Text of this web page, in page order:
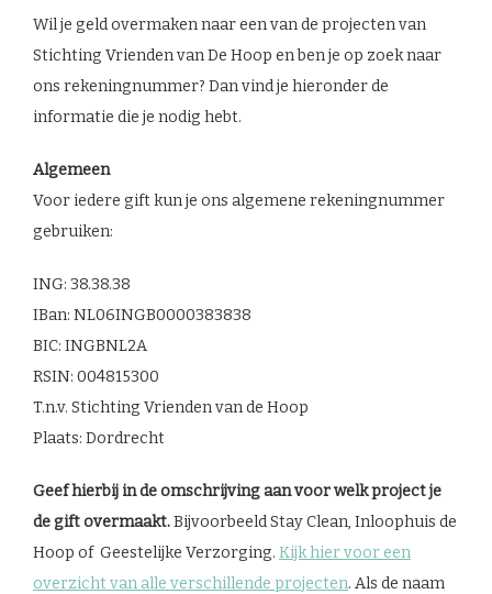
Wil je geld overmaken naar een van de projecten van
Stichting Vrienden van De Hoop en ben je op zoek naar
ons rekeningnummer? Dan vind je hieronder de
informatie die je nodig hebt.
Algemeen
Voor iedere gift kun je ons algemene rekeningnummer
gebruiken:
ING: 38.38.38
IBan: NL06INGB0000383838
BIC: INGBNL2A
RSIN: 004815300
T.n.v. Stichting Vrienden van de Hoop
Plaats: Dordrecht
Geef hierbij in de omschrijving aan voor welk project je
de gift overmaakt.Bijvoorbeeld Stay Clean, Inloophuis de
Hoop of Geestelijke Verzorging. Kijk hier voor een
overzicht van alle verschillende projecten. Als de naam